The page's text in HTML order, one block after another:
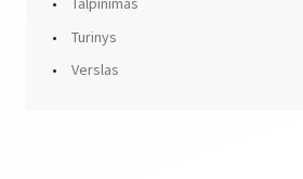
Turinys
Verslas